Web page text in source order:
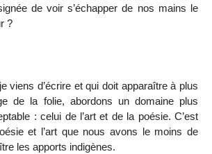
de voir s’échapper de nos mains le
?
viens d’écrire et qui doit apparaître à plus
de la folie, abordons un domaine plus
: celui de l’art et de la poésie. C’est
et l’art que nous avons le moins de
les apports indigènes.